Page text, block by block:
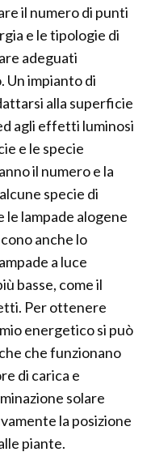
il numero di punti
e le tipologie di
adeguati
Un impianto di
alla superficie
agli effetti luminosi
e le specie
il numero e la
specie di
le lampade alogene
anche lo
a luce
basse, come il
Per ottenere
energetico si può
che funzionano
di carica e
solare
la posizione
piante.